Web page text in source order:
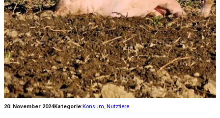
20. November 2024Kategorie:Konsum, Nutztiere